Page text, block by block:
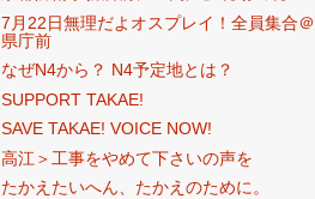
7月22日無理だよオスプレイ！全員集合＠
県庁前
なぜN4から？ N4予定地とは？
SUPPORT TAKAE!
SAVE TAKAE! VOICE NOW!
高江＞工事をやめて下さいの声を
たかえたいへん、たかえのために。